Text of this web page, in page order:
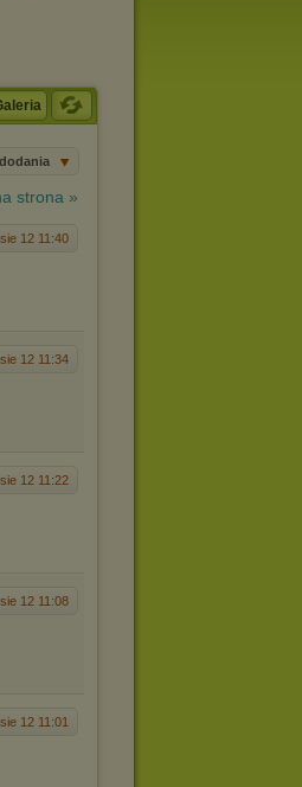
strona »
12 11:40
12 11:34
12 11:22
12 11:08
12 11:01